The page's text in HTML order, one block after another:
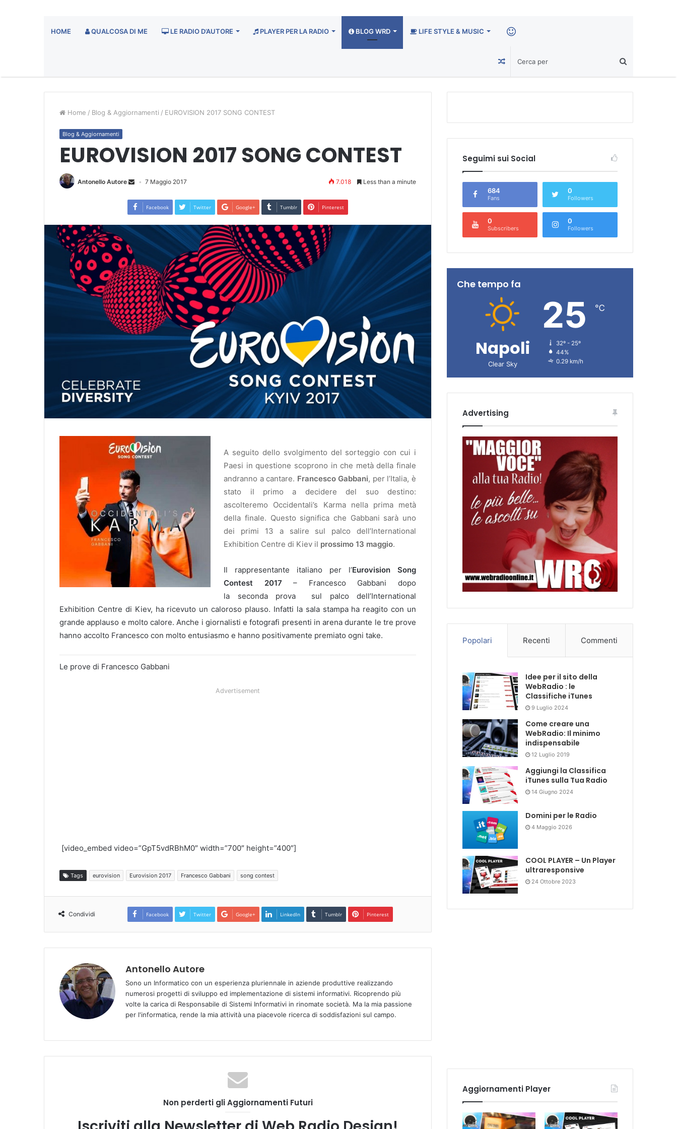
HOME QUALCOSA DI ME LE RADIO D’AUTORE PLAYER PER LA RADIO BLOG WRD LIFE STYLE & MUSIC
Un
Articolo
a
Home / Blog & Aggiornamenti / EUROVISION 2017 SONG CONTEST
Blog & Aggiornamenti
EUROVISION 2017 SONG CONTEST
Antonello Autore 7 Maggio 2017 7.018 Less than a minute
Facebook Twitter Google+ Tumblr Pinterest
A seguito dello svolgimento del sorteggio con cui i
Paesi in questione scoprono in che metà della finale
andranno a cantare. Francesco Gabbani, per l’Italia, è
stato il primo a decidere del suo destino:
ascolteremo Occidentali’s Karmanella prima metà
della finale. Questo significa che Gabbani sarà uno
dei primi 13 a salire sul palco dell’International
Exhibition Centre di Kiev il prossimo 13 maggio.
Il rappresentante italiano per l’Eurovision Song
Contest 2017 – Francesco Gabbani dopo
la seconda prova sul palco dell’International
Exhibition Centre di Kiev, ha ricevuto un caloroso plauso. Infatti la sala stampa ha reagito con un
grande applauso e molto calore. Anche i giornalisti e fotografi presenti in arena durante le tre prove
hanno accolto Francesco con molto entusiasmo e hanno positivamente premiato ogni take.
Le prove di Francesco Gabbani
Advertisement
[video_embed video=”GpT5vdRBhM0″ width=”700″ height=”400″]
Tags eurovision Eurovision 2017 Francesco Gabbani song contest
Condividi Facebook Twitter Google+ LinkedIn Tumblr Pinterest
Antonello Autore
Sono un Informatico con un esperienza pluriennale in aziende produttive realizzando
numerosi progetti di sviluppo ed implementazione di sistemi informativi. Ricoprendo più
volte la carica di Responsabile di Sistemi Informativi in rinomate società. Ma la mia passione
per l'informatica, rende la mia attività una piacevole ricerca di soddisfazioni sul campo.
Non perderti gli Aggiornamenti Futuri
Seguimi sui Social
684
Fans
0
Followers
0
Subscribers
0
Followers
Che tempo fa
Napoli
Clear Sky
25 ℃
32º - 25º
44%
0.29 km/h
Advertising
Popolari Recenti Commenti
Idee per il sito della
WebRadio : le
Classifiche iTunes
9 Luglio 2024
Come creare una
WebRadio: Il minimo
indispensabile
12 Luglio 2019
Aggiungi la Classifica
iTunes sulla Tua Radio
14 Giugno 2024
Domini per le Radio
4 Maggio 2026
COOL PLAYER – Un Player
ultraresponsive
24 Ottobre 2023
Aggiornamenti Player